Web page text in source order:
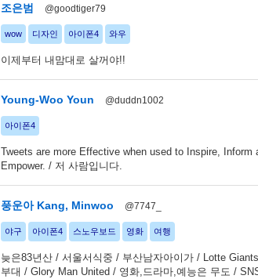
조은범 @goodtiger79
wow 디자인 아이폰4 와우
이제부터 내맘대로 살꺼야!!
Young-Woo Youn @duddn1002
아이폰4
Tweets are more Effective when used to Inspire, Inform
Empower. / 저 사람입니다.
풍운아 Kang, Minwoo @7747_
야구 아이폰4 스노우보드 영화 여행
늦은83년산 / 서울서식중 / 부산남자아이가 / Lotte
부대 / Glory Man United / 영화,드라마,예능은 무도 /